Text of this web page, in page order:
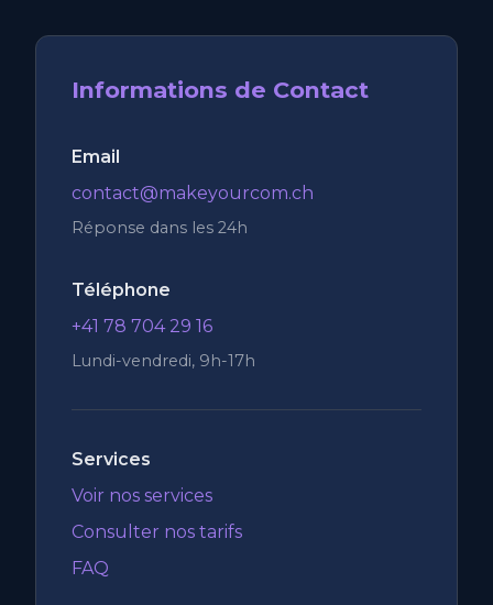
Informations de Contact
Email
contact@makeyourcom.ch
Réponse dans les 24h
Téléphone
+41 78 704 29 16
Lundi-vendredi, 9h-17h
Services
Voir nos services
Consulter nos tarifs
FAQ